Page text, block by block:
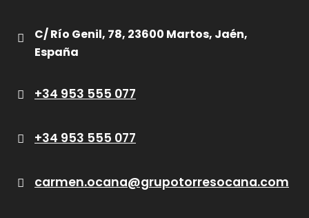
C/ Río Genil, 78, 23600 Martos, Jaén,
España
+34 953 555 077
+34 953 555 077
carmen.ocana@grupotorresocana.com